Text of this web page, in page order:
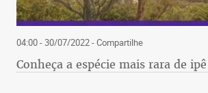
04:00 - 30/07/2022- Compartilhe
Conheça a espécie mais rara de